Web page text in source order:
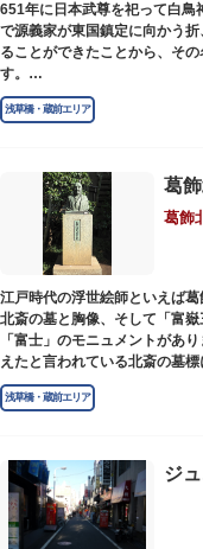
651年に日本武尊を祀って白鳥
で源義家が東国鎮定に向かう
ることができたことから、そ
す。
江戸時代までは三社の神社か
したが、天領からの米を収蔵
が氏子町内を渡御し、夜の宮
幻想的な光景をつくりだしま
で賑わう蔵前の初夏の風物詩
社務所では、社紋の七曜紋と
越祭の開催期間中は限定御朱印
浅草橋・蔵前エリア
葛
葛飾
江戸時代の浮世絵師といえば
北斎の墓と胸像、そして「富
「富士」のモニュメントがあ
えたと言われている北斎の墓
の一つ）とあり、辞世の句が
斎忌」が開かれ、法要が営まれ
浅草橋・蔵前エリア
ジ